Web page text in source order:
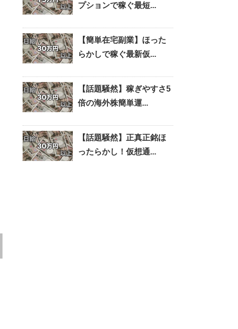
プションで稼ぐ最短...
【簡単在宅副業】ほった
らかしで稼ぐ最新仮...
【話題騒然】稼ぎやすさ5
倍の海外株簡単運...
【話題騒然】正真正銘ほ
ったらかし！仮想通...